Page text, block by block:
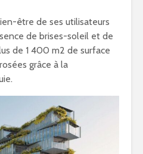
être de ses utilisateurs
de brises-soleil et de
de 1 400 m2 de surface
grâce à la